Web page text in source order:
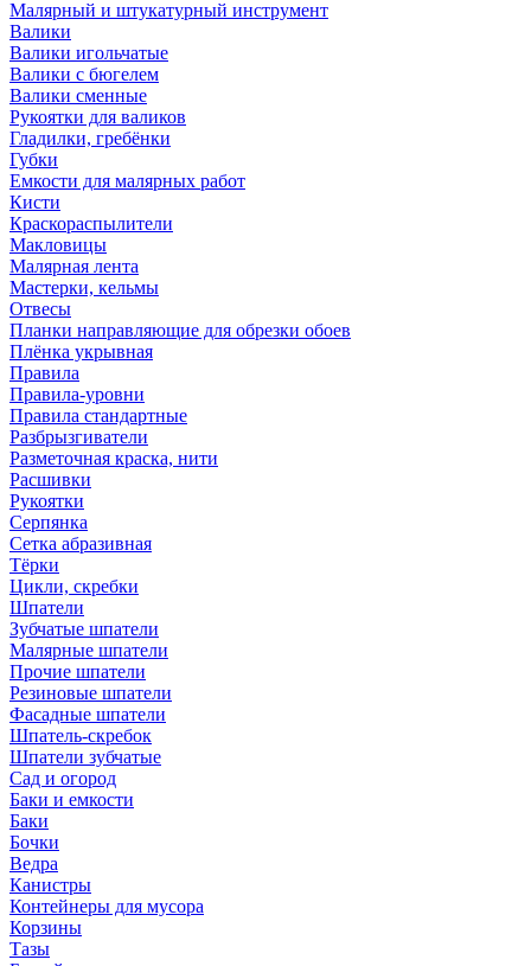
Малярный и штукатурный инструмент
Валики
Валики игольчатые
Валики с бюгелем
Валики сменные
Рукоятки для валиков
Гладилки, гребёнки
Губки
Емкости для малярных работ
Кисти
Краскораспылители
Макловицы
Малярная лента
Мастерки, кельмы
Отвесы
Планки направляющие для обрезки обоев
Плёнка укрывная
Правила
Правила-уровни
Правила стандартные
Разбрызгиватели
Разметочная краска, нити
Расшивки
Рукоятки
Серпянка
Сетка абразивная
Тёрки
Цикли, скребки
Шпатели
Зубчатые шпатели
Малярные шпатели
Прочие шпатели
Резиновые шпатели
Фасадные шпатели
Шпатель-скребок
Шпатели зубчатые
Сад и огород
Баки и емкости
Баки
Бочки
Ведра
Канистры
Контейнеры для мусора
Корзины
Тазы